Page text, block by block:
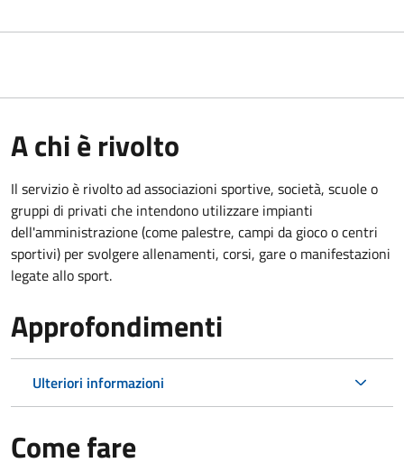
A chi è rivolto
Il servizio è rivolto ad associazioni sportive, società, scuole o
gruppi di privati che intendono utilizzare impianti
dell'amministrazione (come palestre, campi da gioco o centri
sportivi) per svolgere allenamenti, corsi, gare o manifestazioni
legate allo sport.
Approfondimenti
Ulteriori informazioni
Come fare